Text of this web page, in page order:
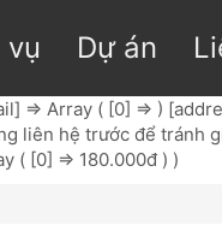
vụ Dự án
Array ( [0] => )
liên hệ trước để tránh
( [0] => 180.000đ ) )